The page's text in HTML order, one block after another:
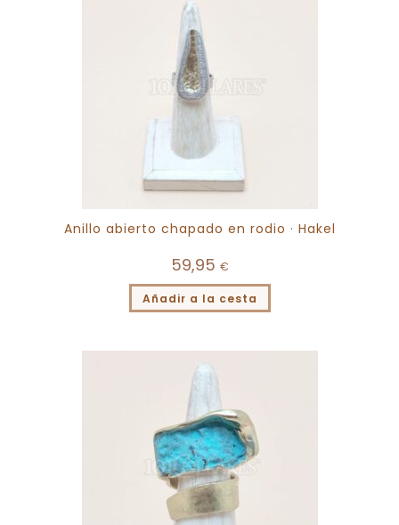
Anillo abierto chapado en rodio · Hakel
59,95 €
Añadir a la cesta